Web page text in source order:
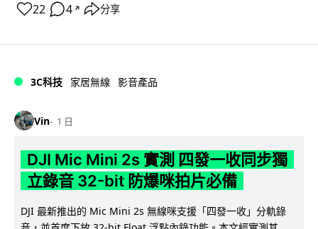
22 4 ↗ 分享
3C科技 家居無線 影音產品
Vin 1 日
DJI Mic Mini 2s 實測 四發一收同步獨
立錄音 32-bit 防爆咪拍片必備
DJI 最新推出的 Mic Mini 2s 無線咪支援「四發一收」分軌錄